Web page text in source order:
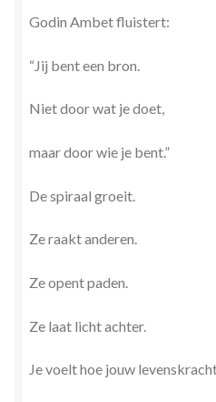
Godin Ambet fluistert:
“Jij bent een bron.
Niet door wat je doet,
maar door wie je bent.”
De spiraal groeit.
Ze raakt anderen.
Ze opent paden.
Ze laat licht achter.
Je voelt hoe jouw